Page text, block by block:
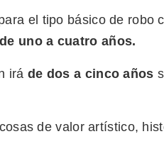
el tipo básico de robo
uno a cuatro años.
irá de dos a cinco años
de valor artístico,